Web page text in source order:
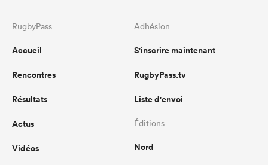
RugbyPass
Accueil
Rencontres
Résultats
Actus
Vidéos
Adhésion
S'inscrire maintenant
RugbyPass.tv
Liste d'envoi
Éditions
Nord